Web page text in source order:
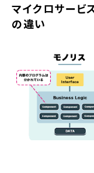
マイクロサービ
の違い